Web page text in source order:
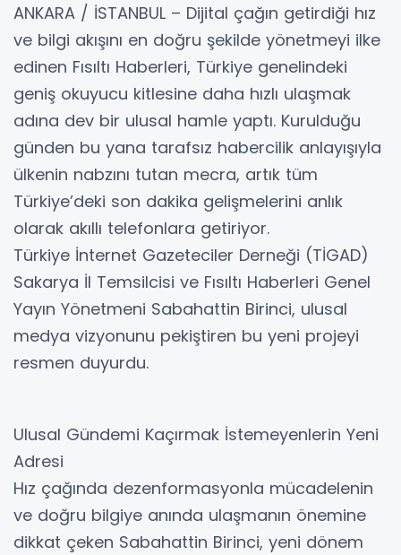
ANKARA / İSTANBUL – Dijital çağın getirdiği hız
ve bilgi akışını en doğru şekilde yönetmeyi ilke
edinen Fısıltı Haberleri, Türkiye genelindeki
geniş okuyucu kitlesine daha hızlı ulaşmak
adına dev bir ulusal hamle yaptı. Kurulduğu
günden bu yana tarafsız habercilik anlayışıyla
ülkenin nabzını tutan mecra, artık tüm
Türkiye’deki son dakika gelişmelerini anlık
olarak akıllı telefonlara getiriyor.
​Türkiye İnternet Gazeteciler Derneği (TİGAD)
Sakarya İl Temsilcisi ve Fısıltı Haberleri Genel
Yayın Yönetmeni Sabahattin Birinci, ulusal
medya vizyonunu pekiştiren bu yeni projeyi
resmen duyurdu.
​Ulusal Gündemi Kaçırmak İstemeyenlerin Yeni
Adresi
​Hız çağında dezenformasyonla mücadelenin
ve doğru bilgiye anında ulaşmanın önemine
dikkat çeken Sabahattin Birinci, yeni dönem